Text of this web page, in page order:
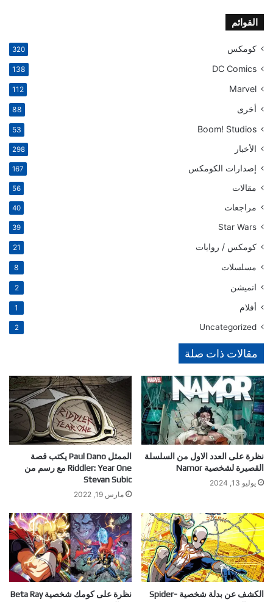
القوائم
كومكس 320
DC Comics
138
Marvel
112
أخرى 88
Boom! Studios
53
الأخبار 298
إصدارات الكومكس 167
مقالات 56
مراجعات 40
Star Wars
39
كومكس / روايات 21
مسلسلات 8
انميشن 2
أفلام 1
Uncategorized
2
مقالات ذات صلة
نظرة على العدد الاول من السلسلة
القصيرة لشخصية Namor
يوليو 13, 2024
الممثل Paul Dano يكتب قصة
Riddler: Year One مع رسم من
Stevan Subic
مارس 19, 2022
الكشف عن بدلة شخصية Spider-
نظرة على كومك شخصية Beta Ray